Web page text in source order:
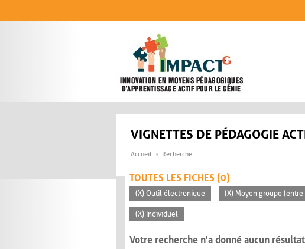
VIGNETTES DE PÉDAGOGIE
Accueil Recherche
TOUTES LES FICHES (0)
(X) Outil électronique (X) Moyen groupe
(X) Individuel
Votre recherche n'a donné aucun résultat